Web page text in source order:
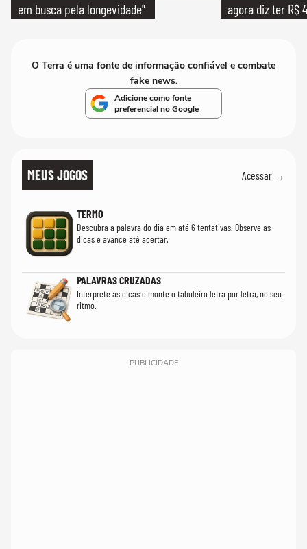
em busca pela longevidade"
agora diz ter R$
O Terra é uma fonte de informação confiável e combate
fake news.
Adicione como fonte
preferencial no Google
MEUS JOGOS Acessar →
TERMO
Descubra a palavra do dia em até 6 tentativas. Observe as
dicas e avance até acertar.
PALAVRAS CRUZADAS
Interprete as dicas e monte o tabuleiro letra por letra, no seu
ritmo.
PUBLICIDADE